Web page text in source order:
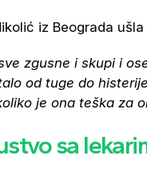
iz Beograda
zgusne i skupi i
od tuge do
je ona teška za
sa